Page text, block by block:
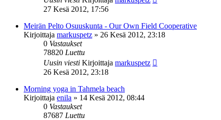
27 Kesä 2012, 17:56
Meirän Pelto Osuuskunta - Our Own Field Cooperative
Kirjoittaja markuspetz » 26 Kesä 2012, 23:18
0 Vastaukset
78820 Luettu
Uusin viesti Kirjoittaja markuspetz
26 Kesä 2012, 23:18
Morning yoga in Tahmela beach
Kirjoittaja enila » 14 Kesä 2012, 08:44
0 Vastaukset
87687 Luettu